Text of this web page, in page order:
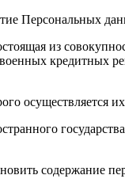
Персональных
из
кредитных
осуществляется их
содержание